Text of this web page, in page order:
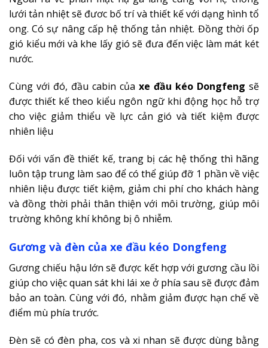
lưới tản nhiệt sẽ đươc bố trí và thiết kế với dạng hình tổ
ong. Có sự nâng cấp hệ thống tản nhiệt. Đồng thời ốp
gió kiểu mới và khe lấy gió sẽ đưa đến việc làm mát két
nước.
Cùng với đó, đầu cabin của xe đầu kéo Dongfeng sẽ
được thiết kế theo kiểu ngôn ngữ khi động học hỗ trợ
cho việc giảm thiểu về lực cản gió và tiết kiệm được
nhiên liệu
Đối với vấn đề thiết kế, trang bị các hệ thống thì hãng
luôn tập trung làm sao để có thể giúp đỡ 1 phần về việc
nhiên liệu được tiết kiệm, giảm chi phí cho khách hàng
và đồng thời phải thân thiện với môi trường, giúp môi
trường không khí không bị ô nhiễm.
Gương và đèn của xe đầu kéo Dongfeng
Gương chiếu hậu lớn sẽ được kết hợp với gương cầu lồi
giúp cho việc quan sát khi lái xe ở phía sau sẽ được đảm
bảo an toàn. Cùng với đó, nhằm giảm được hạn chế về
điểm mù phía trước.
Đèn sẽ có đèn pha, cos và xi nhan sẽ được dùng bằng